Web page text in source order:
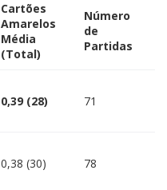
Cartões
Amarelos
Média
(Total)
Número
de
Partidas
0,39 (28) 71
0,38 (30) 78